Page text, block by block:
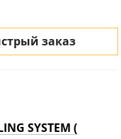
заказ
SYSTEM (